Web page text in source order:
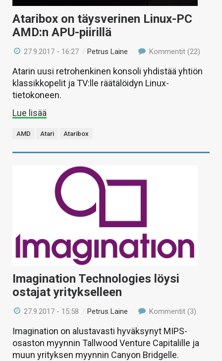
Ataribox on täysverinen Linux-PC
AMD:n APU-piirillä
27.9.2017 - 16:27 /Petrus Laine Kommentit (22)
Atarin uusi retrohenkinen konsoli yhdistää yhtiön
klassikkopelit ja TV:lle räätälöidyn Linux-
tietokoneen.
Lue lisää
AMD Atari Ataribox
Imagination Technologies löysi
ostajat yritykselleen
27.9.2017 - 15:58 /Petrus Laine Kommentit (3)
Imagination on alustavasti hyväksynyt MIPS-
osaston myynnin Tallwood Venture Capitalille ja
muun yrityksen myynnin Canyon Bridgelle.